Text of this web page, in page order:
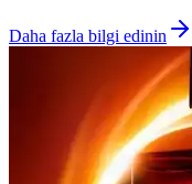
Daha fazla bilgi edinin